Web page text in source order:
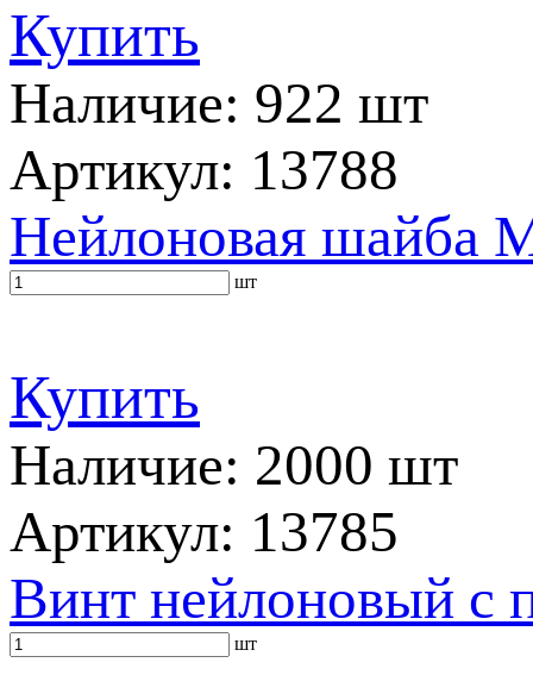
Купить
Наличие: 922 шт
Артикул: 13788
Нейлоновая шайба
шт
Купить
Наличие: 2000 шт
Артикул: 13785
Винт нейлоновый с
шт